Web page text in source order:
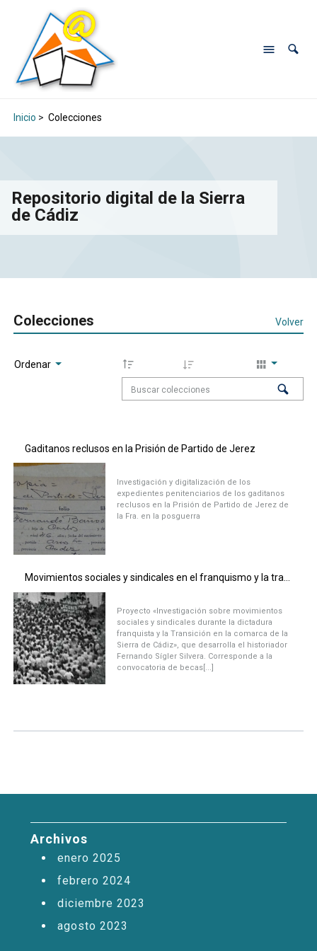
Inicio > Colecciones
Repositorio digital de la Sierra
de Cádiz
Colecciones Volver
Ordenar
Gaditanos reclusos en la Prisión de Partido de Jerez
Investigación y digitalización de los
expedientes penitenciarios de los gaditanos
reclusos en la Prisión de Partido de Jerez de
la Fra. en la posguerra
Proyecto «Investigación sobre movimientos
sociales y sindicales durante la dictadura
franquista y la Transición en la comarca de la
Sierra de Cádiz», que desarrolla el historiador
Fernando Sígler Silvera. Corresponde a la
convocatoria de becas[...]
Archivos
enero 2025
febrero 2024
diciembre 2023
agosto 2023